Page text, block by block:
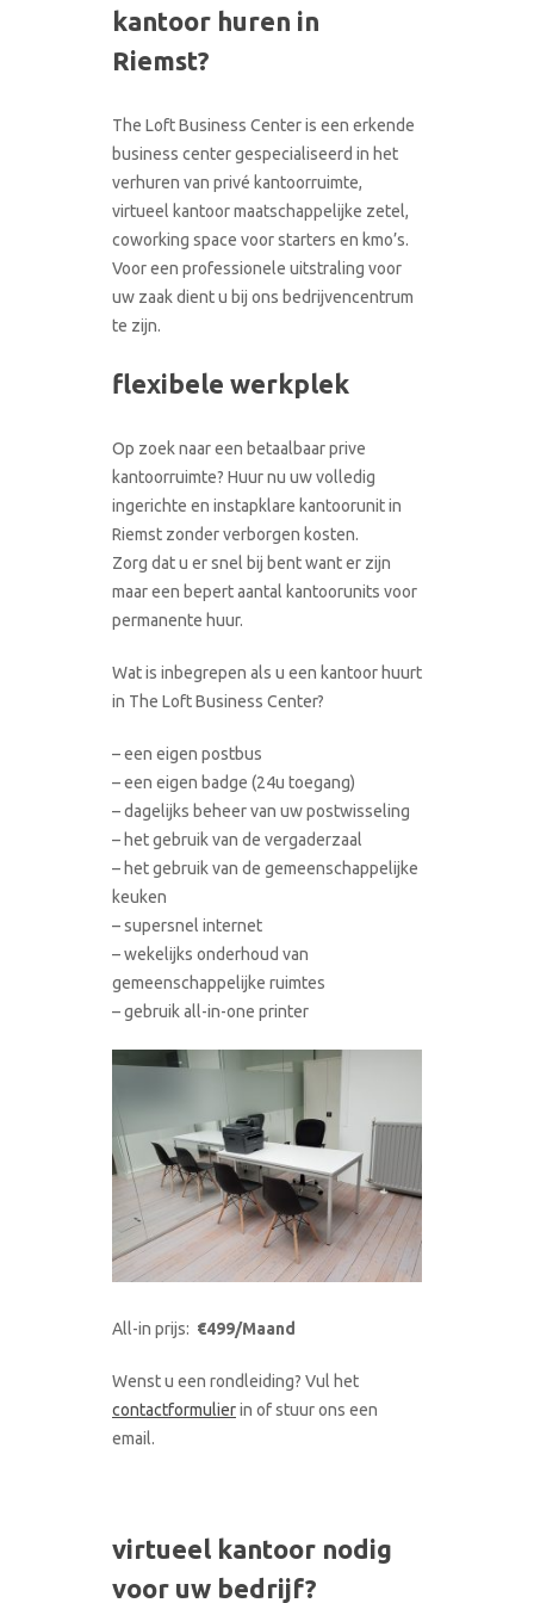
CONTACT
kantoor huren in
Riemst?
The Loft Business Center is een erkende
business center gespecialiseerd in het
verhuren van privé kantoorruimte,
virtueel kantoor maatschappelijke zetel,
coworking space voor starters en kmo’s.
Voor een professionele uitstraling voor
uw zaak dient u bij ons bedrijvencentrum
te zijn.
flexibele werkplek
Op zoek naar een betaalbaar prive
kantoorruimte? Huur nu uw volledig
ingerichte en instapklare kantoorunit in
Riemst zonder verborgen kosten.
Zorg dat u er snel bij bent want er zijn
maar een bepert aantal kantoorunits voor
permanente huur.
Wat is inbegrepen als u een kantoor huurt
in The Loft Business Center?
– een eigen postbus
– een eigen badge (24u toegang)
– dagelijks beheer van uw postwisseling
– het gebruik van de vergaderzaal
– het gebruik van de gemeenschappelijke
keuken
– supersnel internet
– wekelijks onderhoud van
gemeenschappelijke ruimtes
– gebruik all-in-one printer
All-in prijs: €499/Maand
Wenst u een rondleiding? Vul het
contactformulierin of stuur ons een
email.
virtueel kantoor nodig
voor uw bedrijf?